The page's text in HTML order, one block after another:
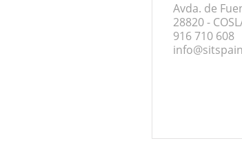
Avda. de
28820 -
916 710 608